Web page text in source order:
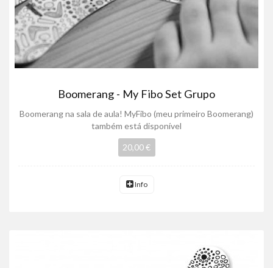
Boomerang - My Fibo Set Grupo
Boomerang na sala de aula! MyFibo (meu primeiro Boomerang)
também está disponível
20,00 €
Info